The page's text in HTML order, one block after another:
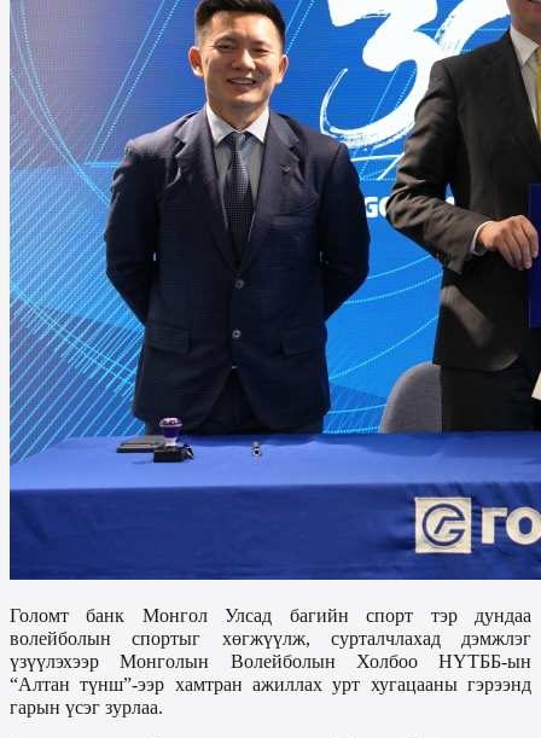
Голомт банк Монгол Улсад багийн спорт тэр дундаа
волейболын спортыг хөгжүүлж, сурталчлахад дэмжлэг
үзүүлэхээр
Монголын Волейболын Холбоо НҮТББ-ын
“Алтан түнш”-ээр хамтран ажиллах урт хугацааны гэрээнд
гарын үсэг зурлаа.